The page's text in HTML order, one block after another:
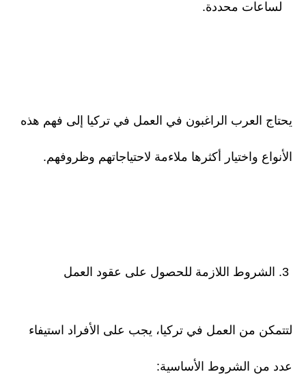
لساعات محددة.
يحتاج العرب الراغبون في العمل في تركيا إلى فهم هذه
الأنواع واختيار أكثرها ملاءمة لاحتياجاتهم وظروفهم.
لتتمكن من العمل في تركيا، يجب على الأفراد استيفاء
عدد من الشروط الأساسية: